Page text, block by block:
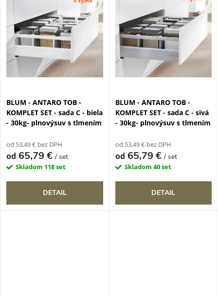
o
v
o
v
BLUM - ANTARO TOB -
KOMPLET SET - sada C - biela
- 30kg- plnovýsuv s tlmením
od 53,49 € bez DPH
od 65,79 €/ set
Skladom 118 set
DETAIL
BLUM - ANTARO TOB -
KOMPLET SET - sada C - sivá
- 30kg- plnovýsuv s tlmením
od 53,49 € bez DPH
od 65,79 €/ set
Skladom 40 set
DETAIL